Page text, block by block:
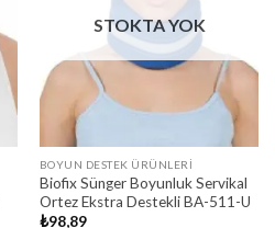
STOKTA YOK
BOYUN DESTEK ÜRÜNLERI
Biofix Sünger Boyunluk Servikal
Ortez Ekstra Destekli BA-511-U
₺98,89